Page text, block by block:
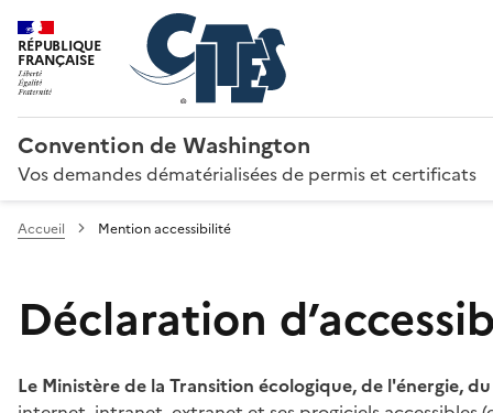
RÉPUBLIQUE
FRANÇAISE
Convention de Washington
Vos demandes dématérialisées de permis et certificats
Accueil Mention accessibilité
Déclaration
Le Ministère de la Transition écologique, de l'énergie,